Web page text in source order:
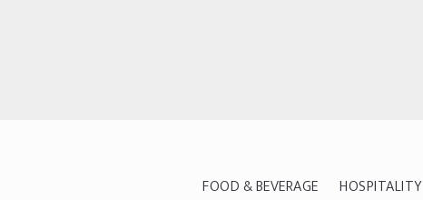
FOOD & BEVERAGE HOSPITALITY